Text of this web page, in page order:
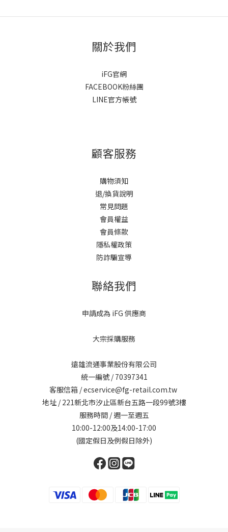
關於我們
iFG官網
FACEBOOK粉絲團
LINE官方帳號
顧客服務
購物須知
退/換貨說明
常見問題
會員權益
會員條款
隱私權政策
防詐騙宣導
聯絡我們
申請成為 iFG 供應商
大宗採購服務
遠雄流通事業股份有限公司
統一編號 / 70397341
客服信箱 / ecservice@fg-retail.com.tw
地址 / 221新北市汐止區新台五路一段99號3樓
服務時間 / 週一至週五
10:00-12:00及14:00-17:00
(國定假日及例假日除外)